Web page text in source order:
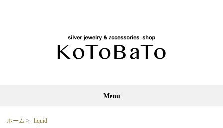
Menu
ホーム >
liquid